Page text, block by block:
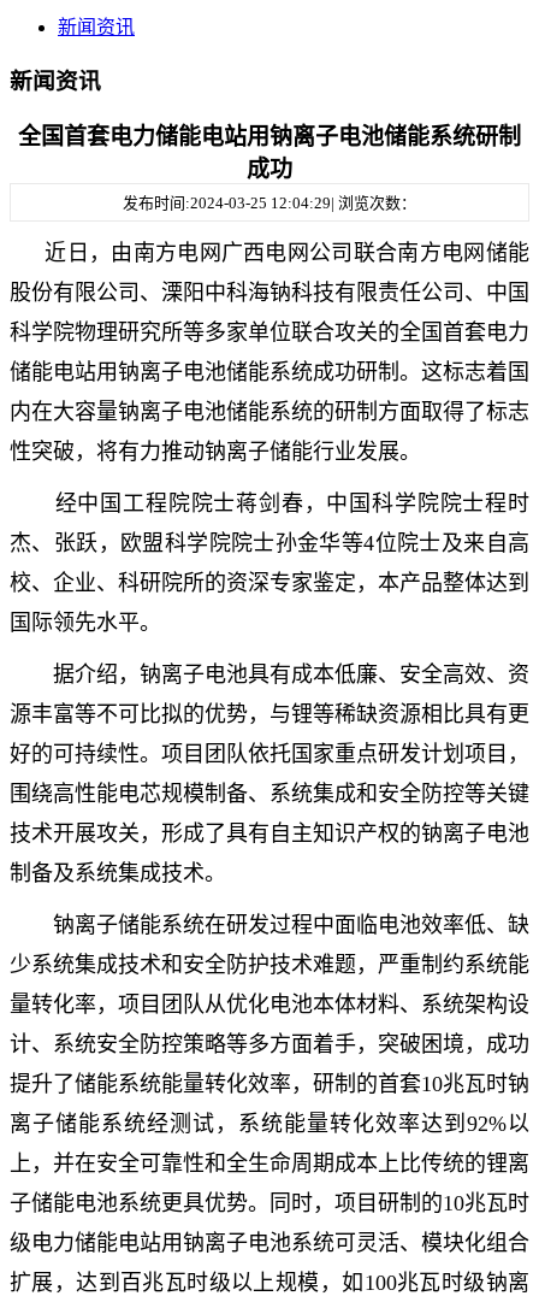
新闻资讯
新闻资讯
全国首套电力储能电站用钠离子电池储能系统研制
成功
发布时间:2024-03-25 12:04:29| 浏览次数：
近日，由南方电网广西电网公司联合南方电网储能
股份有限公司、溧阳中科海钠科技有限责任公司、中国
科学院物理研究所等多家单位联合攻关的全国首套电力
储能电站用钠离子电池储能系统成功研制。这标志着国
内在大容量钠离子电池储能系统的研制方面取得了标志
性突破，将有力推动钠离子储能行业发展。
经中国工程院院士蒋剑春，中国科学院院士程时
杰、张跃，欧盟科学院院士孙金华等4位院士及来自高
校、企业、科研院所的资深专家鉴定，本产品整体达到
国际领先水平。
据介绍，钠离子电池具有成本低廉、安全高效、资
源丰富等不可比拟的优势，与锂等稀缺资源相比具有更
好的可持续性。项目团队依托国家重点研发计划项目，
围绕高性能电芯规模制备、系统集成和安全防控等关键
技术开展攻关，形成了具有自主知识产权的钠离子电池
制备及系统集成技术。
钠离子储能系统在研发过程中面临电池效率低、缺
少系统集成技术和安全防护技术难题，严重制约系统能
量转化率，项目团队从优化电池本体材料、系统架构设
计、系统安全防控策略等多方面着手，突破困境，成功
提升了储能系统能量转化效率，研制的首套10兆瓦时钠
离子储能系统经测试，系统能量转化效率达到92%以
上，并在安全可靠性和全生命周期成本上比传统的锂离
子储能电池系统更具优势。同时，项目研制的10兆瓦时
级电力储能电站用钠离子电池系统可灵活、模块化组合
扩展，达到百兆瓦时级以上规模，如100兆瓦时级钠离